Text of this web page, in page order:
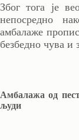
Због тога је
непосредно
амбалаже
безбедно чува и
Амбалажа од
људи